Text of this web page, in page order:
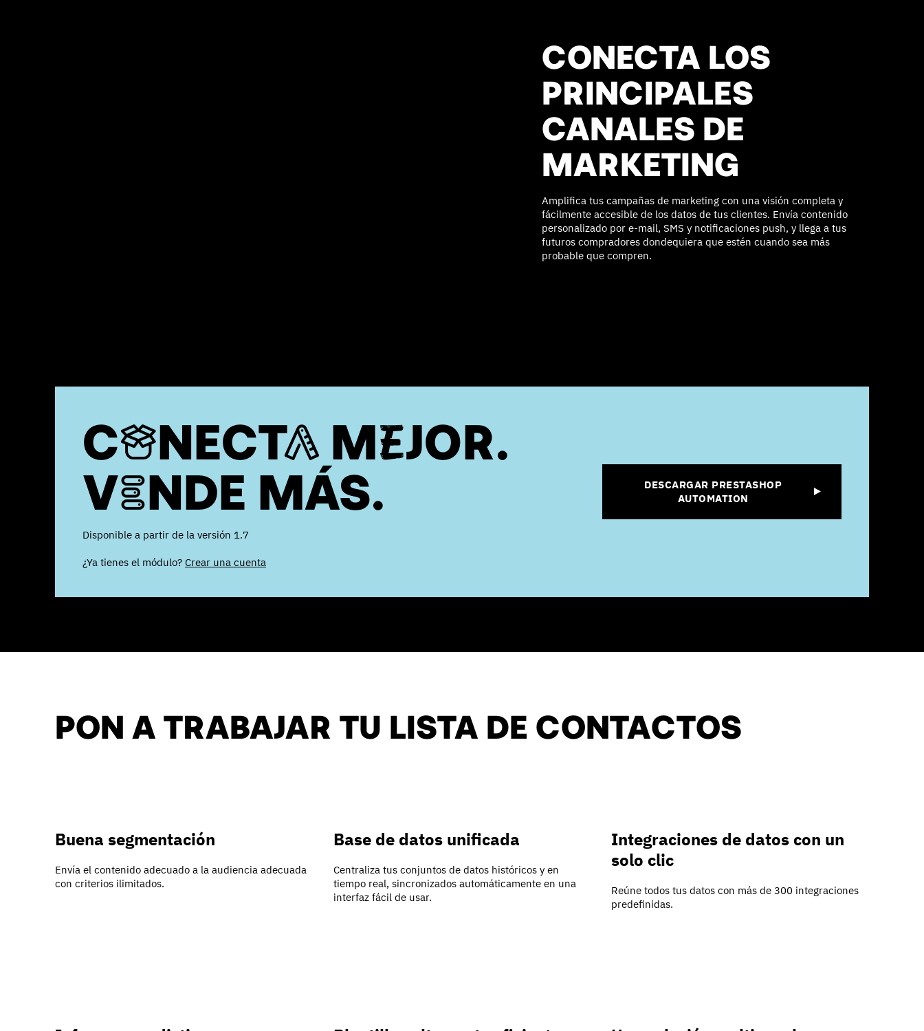
CONECTA LOS
PRINCIPALES
CANALES DE
MARKETING
Amplifica tus campañas de marketing con una visión completa y
fácilmente accesible de los datos de tus clientes. Envía contenido
personalizado por e-mail, SMS y notificaciones push, y llega a tus
futuros compradores dondequiera que estén cuando sea más
probable que compren.
CONECTA MEJOR.
VENDE MÁS.
Disponible a partir de la versión 1.7
¿Ya tienes el módulo? Crear una cuenta
DESCARGAR PRESTASHOP
AUTOMATION
PON A TRABAJAR TU LISTA DE CONTACTOS
Buena segmentación
Envía el contenido adecuado a la audiencia adecuada
con criterios ilimitados.
Base de datos unificada
Centraliza tus conjuntos de datos históricos y en
tiempo real, sincronizados automáticamente en una
interfaz fácil de usar.
Integraciones de datos con un
solo clic
Reúne todos tus datos con más de 300 integraciones
predefinidas.